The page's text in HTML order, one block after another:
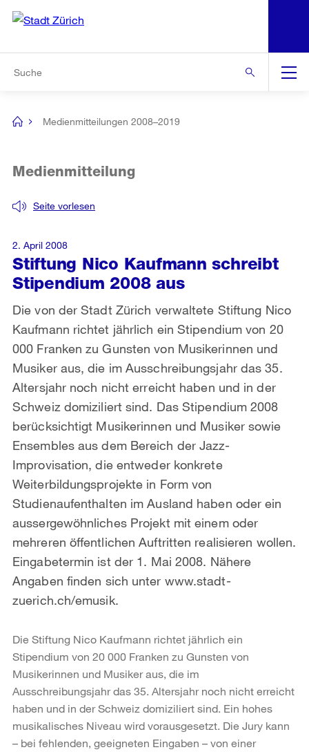
Navigation
[no
Medienmitteilungen 2008–2019
Stiftung Nico Kaufmann schreibt
Stipendium 2008 aus
Seite vorlesen
Medienmitteilung
Die von der Stadt Zürich verwaltete Stiftung Nico
Kaufmann richtet jährlich ein Stipendium von 20
000 Franken zu Gunsten von Musikerinnen und
Musiker aus, die im Ausschreibungsjahr das 35.
Altersjahr noch nicht erreicht haben und in der
Schweiz domiziliert sind. Das Stipendium 2008
berücksichtigt Musikerinnen und Musiker sowie
Ensembles aus dem Bereich der Jazz-
Improvisation, die entweder konkrete
Weiterbildungsprojekte in Form von
Studienaufenthalten im Ausland haben oder ein
aussergewöhnliches Projekt mit einem oder
mehreren öffentlichen Auftritten realisieren wollen.
Eingabetermin ist der 1. Mai 2008. Nähere
Angaben finden sich unter www.stadt-
zuerich.ch/emusik.
2. April 2008
Die Stiftung Nico Kaufmann richtet jährlich ein
Stipendium von 20 000 Franken zu Gunsten von
Musikerinnen und Musiker aus, die im
Ausschreibungsjahr das 35. Altersjahr noch nicht erreicht
haben und in der Schweiz domiziliert sind. Ein hohes
musikalisches Niveau wird vorausgesetzt. Die Jury kann
– bei fehlenden, geeigneten Eingaben – von einer